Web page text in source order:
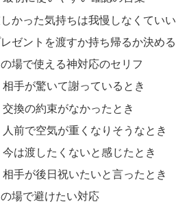
かった気持ちは我慢しなくていい
ゼントを渡すか持ち帰るか決める
場で使える神対応のセリフ
相手が驚いて謝っているとき
交換の約束がなかったとき
人前で空気が重くなりそうなとき
今は渡したくないと感じたとき
相手が後日祝いたいと言ったとき
場で避けたい対応